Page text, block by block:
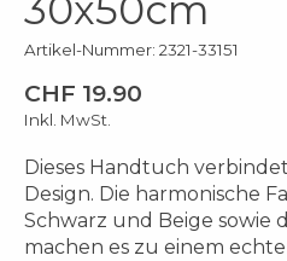
30x50cm
Artikel-Nummer: 2321-33151
CHF 19.90
Inkl. MwSt.
Dieses Handtuch
Design. Die harmonische
Schwarz und Beige sowie
machen es zu einem